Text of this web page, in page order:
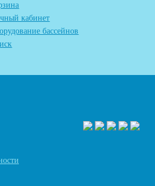
кабинет
бассейнов